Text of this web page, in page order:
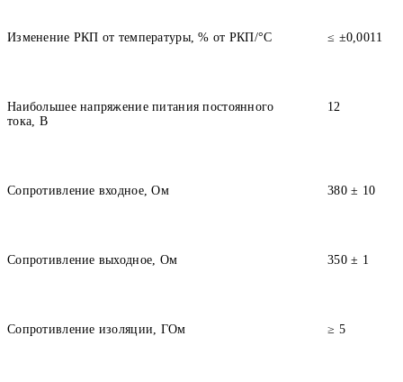
Изменение РКП от температуры, % от РКП/°С ≤ ±0,0011
Наибольшее напряжение питания постоянного
тока, В
12
Сопротивление входное, Ом 380 ± 10
Сопротивление выходное, Ом 350 ± 1
Сопротивление изоляции, ГОм ≥ 5